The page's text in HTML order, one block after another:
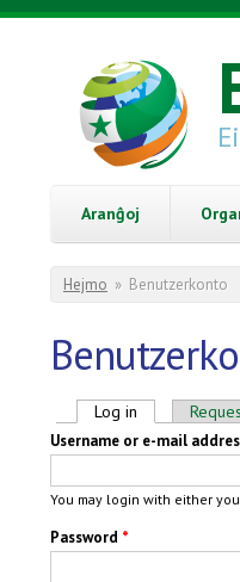
Skip to main content
Aranĝoj
You are here
Hejmo » Benutzerkonto
Primary tabs
Log in (active tab)
Username or e-mail
You may login with either
Password *